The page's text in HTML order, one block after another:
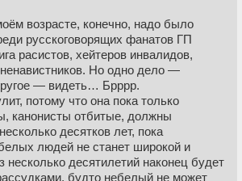
возрасте, конечно, надо было
русскоговорящих фанатов ГП
расистов, хейтеров инвалидов,
Но одно дело —
— видеть… Брррр.
потому что она пока только
канонисты отбитые, должны
десятков лет, пока
людей не станет широкой и
несколько десятилетий наконец будет
будто небелый не может